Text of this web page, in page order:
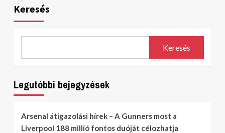
Keresés
Keresés
Legutóbbi bejegyzések
Arsenal átigazolási hírek – A Gunners most a
Liverpool 188 millió fontos duóját célozhatja